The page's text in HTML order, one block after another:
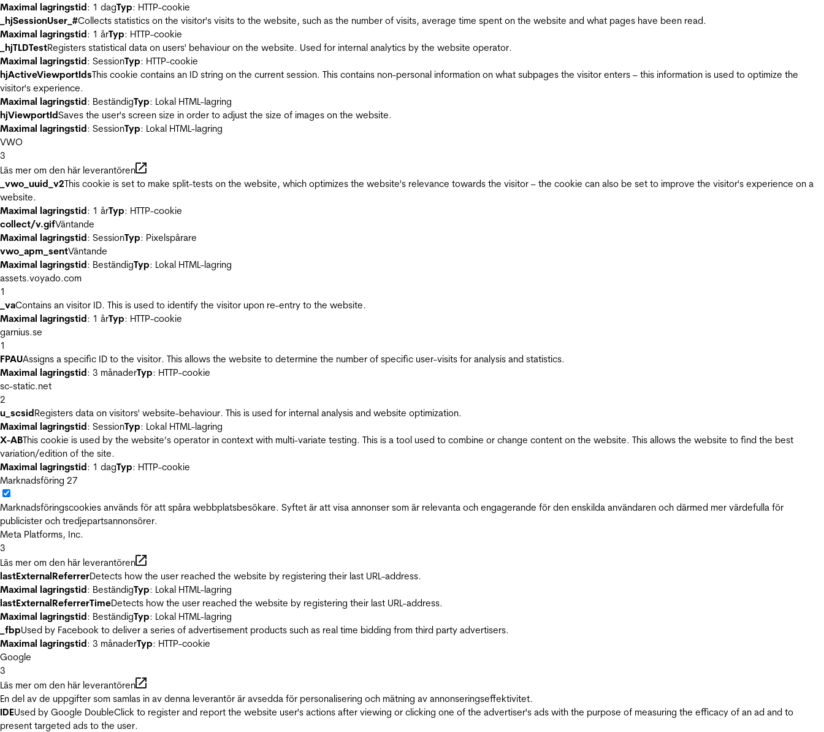
Maximal lagringstid: 1 dagTyp: HTTP-cookie
_hjSessionUser_#Collects statistics on the visitor's visits to the website, such as the number of visits, average time spent on the website and what pages have been read.
Maximal lagringstid: 1 årTyp: HTTP-cookie
_hjTLDTestRegisters statistical data on users' behaviour on the website. Used for internal analytics by the website operator.
Maximal lagringstid: SessionTyp: HTTP-cookie
hjActiveViewportIdsThis cookie contains an ID string on the current session. This contains non-personal information on what subpages the visitor enters – this information is used to optimize the
visitor's experience.
Maximal lagringstid: BeständigTyp: Lokal HTML-lagring
hjViewportIdSaves the user's screen size in order to adjust the size of images on the website.
Maximal lagringstid: SessionTyp: Lokal HTML-lagring
VWO
3
Läs mer om den här leverantören
_vwo_uuid_v2This cookie is set to make split-tests on the website, which optimizes the website's relevance towards the visitor – the cookie can also be set to improve the visitor's experience on a
website.
Maximal lagringstid: 1 årTyp: HTTP-cookie
collect/v.gifVäntande
Maximal lagringstid: SessionTyp: Pixelspårare
vwo_apm_sentVäntande
Maximal lagringstid: BeständigTyp: Lokal HTML-lagring
assets.voyado.com
1
_vaContains an visitor ID. This is used to identify the visitor upon re-entry to the website.
Maximal lagringstid: 1 årTyp: HTTP-cookie
garnius.se
1
FPAUAssigns a specific ID to the visitor. This allows the website to determine the number of specific user-visits for analysis and statistics.
Maximal lagringstid: 3 månaderTyp: HTTP-cookie
sc-static.net
2
u_scsidRegisters data on visitors' website-behaviour. This is used for internal analysis and website optimization.
Maximal lagringstid: SessionTyp: Lokal HTML-lagring
X-ABThis cookie is used by the website’s operator in context with multi-variate testing. This is a tool used to combine or change content on the website. This allows the website to find the best
variation/edition of the site.
Maximal lagringstid: 1 dagTyp: HTTP-cookie
Marknadsföring 27
Marknadsföringscookies används för att spåra webbplatsbesökare. Syftet är att visa annonser som är relevanta och engagerande för den enskilda användaren och därmed mer värdefulla för
publicister och tredjepartsannonsörer.
Meta Platforms, Inc.
3
Läs mer om den här leverantören
lastExternalReferrerDetects how the user reached the website by registering their last URL-address.
Maximal lagringstid: BeständigTyp: Lokal HTML-lagring
lastExternalReferrerTimeDetects how the user reached the website by registering their last URL-address.
Maximal lagringstid: BeständigTyp: Lokal HTML-lagring
_fbpUsed by Facebook to deliver a series of advertisement products such as real time bidding from third party advertisers.
Maximal lagringstid: 3 månaderTyp: HTTP-cookie
Google
3
Läs mer om den här leverantören
En del av de uppgifter som samlas in av denna leverantör är avsedda för personalisering och mätning av annonseringseffektivitet.
IDEUsed by Google DoubleClick to register and report the website user's actions after viewing or clicking one of the advertiser's ads with the purpose of measuring the efficacy of an ad and to
present targeted ads to the user.